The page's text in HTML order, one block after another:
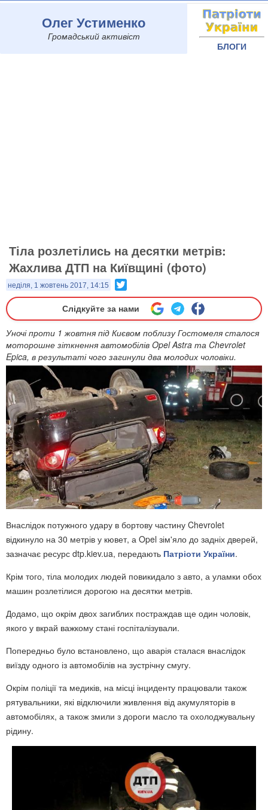
Олег Устименко
Громадський активіст
БЛОГИ
Тіла розлетілись на десятки метрів:
Жахлива ДТП на Київщині (фото)
неділя, 1 жовтень 2017, 14:15
Слідкуйте за нами
Уночі проти 1 жовтня під Києвом поблизу Гостомеля сталося
моторошне зіткнення автомобілів Opel Astra та Chevrolet
Epica, в результаті чого загинули два молодих чоловіки.
Внаслідок потужного удару в бортову частину Chevrolet
відкинуло на 30 метрів у кювет, а Opel зім'яло до задніх дверей,
зазначає ресурс dtp.kiev.ua, передають Патріоти України.
Крім того, тіла молодих людей повикидало з авто, а уламки обох
машин розлетілися дорогою на десятки метрів.
Додамо, що окрім двох загиблих постраждав ще один чоловік,
якого у вкрай важкому стані госпіталізували.
Попередньо було встановлено, що аварія сталася внаслідок
виїзду одного із автомобілів на зустрічну смугу.
Окрім поліції та медиків, на місці інциденту працювали також
рятувальники, які відключили живлення від акумуляторів в
автомобілях, а також змили з дороги масло та охолоджувальну
рідину.